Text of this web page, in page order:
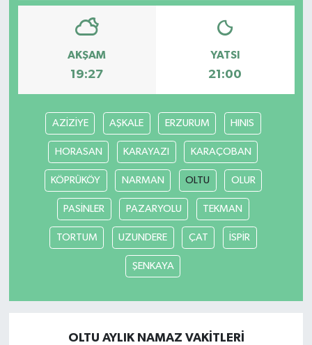
AKŞAM
19:27
YATSI
21:00
AZİZİYE AŞKALE ERZURUM HINIS
HORASAN KARAYAZI KARAÇOBAN
KÖPRÜKÖY NARMAN OLTU OLUR
PASİNLER PAZARYOLU TEKMAN
TORTUM UZUNDERE ÇAT İSPİR
ŞENKAYA
OLTU AYLIK NAMAZ VAKITLERI